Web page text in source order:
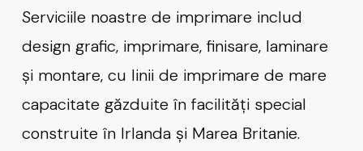
Serviciile noastre de imprimare includ
design grafic, imprimare, finisare, laminare
și montare, cu linii de imprimare de mare
capacitate găzduite în facilități special
construite în Irlanda și Marea Britanie.